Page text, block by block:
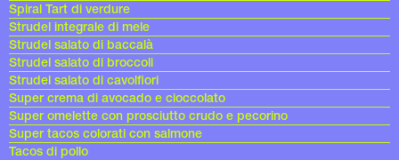
Spiral Tart di verdure
Strudel integrale di mele
Strudel salato di baccalà
Strudel salato di broccoli
Strudel salato di cavolfiori
Super crema di avocado e cioccolato
Super omelette con prosciutto crudo e pecorino
Super tacos colorati con salmone
Tacos di pollo